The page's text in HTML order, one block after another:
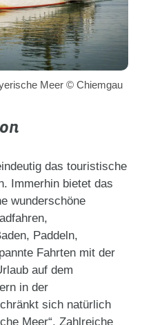
Meer © Chiemgau
das touristische
Immerhin bietet das
wunderschöne
Paddeln,
Fahrten mit der
auf dem
in der
sich natürlich
Meer“. Zahlreiche